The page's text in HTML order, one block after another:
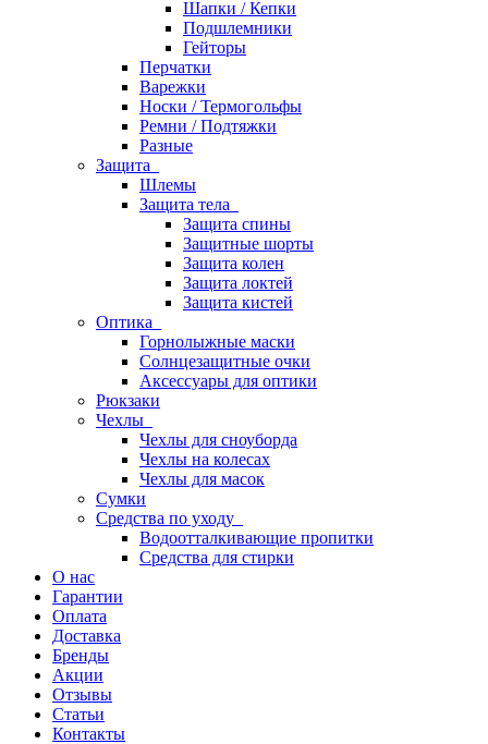
Шапки / Кепки
Подшлемники
Гейторы
Перчатки
Варежки
Носки / Термогольфы
Ремни / Подтяжки
Разные
Защита
Шлемы
Защита тела
Защита спины
Защитные шорты
Защита колен
Защита локтей
Защита кистей
Оптика
Горнолыжные маски
Солнцезащитные очки
Аксессуары для оптики
Рюкзаки
Чехлы
Чехлы для сноуборда
Чехлы на колесах
Чехлы для масок
Сумки
Средства по уходу
Водоотталкивающие пропитки
Средства для стирки
О нас
Гарантии
Оплата
Доставка
Бренды
Акции
Отзывы
Статьи
Контакты